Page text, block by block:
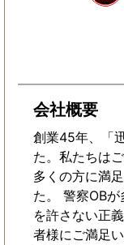
会社概要
創業45年、「
た。私たちは
多くの方に満
た。 警察OB
を許さない正
者様にご満足